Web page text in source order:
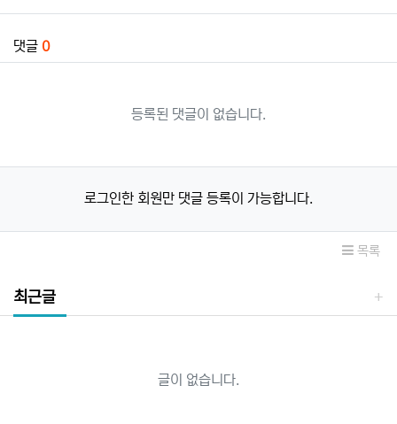
댓글 0
등록된 댓글이 없습니다.
로그인한 회원만 댓글 등록이 가능합니다.
목록
최근글
글이 없습니다.